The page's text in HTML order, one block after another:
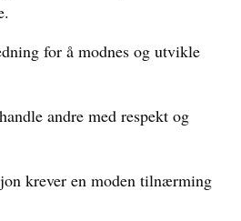
for å modnes og utvikle
andre med respekt og
krever en moden tilnærming